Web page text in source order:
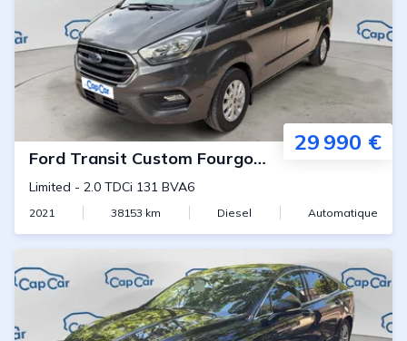
29 990 €
Ford Transit Custom Fourgon L1H1
Limited - 2.0 TDCi 131 BVA6
2021 38153 km Diesel Automatique